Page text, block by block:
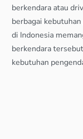
berkendara atau
berbagai
di Indonesia
berkendara
kebutuhan